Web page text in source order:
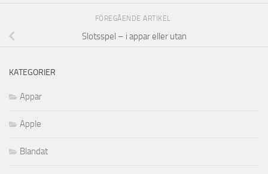
FÖREGÅENDE ARTIKEL
Slotsspel – i appar eller utan
KATEGORIER
Appar
Apple
Blandat